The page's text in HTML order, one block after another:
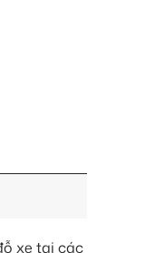
xe tại các